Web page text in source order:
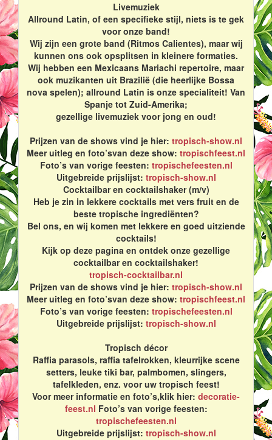
Livemuziek
Allround Latin, of een specifieke stijl, niets is te gek
voor onze band!
Wij zijn een grote band (Ritmos Calientes), maar wij
kunnen ons ook opsplitsen in kleinere formaties.
Wij hebben een Mexicaans Mariachi repertoire, maar
ook muzikanten uit Brazilië (die heerlijke Bossa
nova spelen); allround Latin is onze specialiteit! Van
Spanje tot Zuid-Amerika;
gezellige livemuziek voor jong en oud!
Prijzen van de shows vind je hier: tropisch-show.nl
Meer uitleg en foto’svan deze show: tropischfeest.nl
Foto’s van vorige feesten: tropischefeesten.nl
Uitgebreide prijslijst: tropisch-show.nl
Cocktailbar en cocktailshaker (m/v)
Heb je zin in lekkere cocktails met vers fruit en de
beste tropische ingrediënten?
Bel ons, en wij komen met lekkere en goed uitziende
cocktails!
Kijk op deze pagina en ontdek onze gezellige
cocktailbar en cocktailshaker!
tropisch-cocktailbar.nl
Prijzen van de shows vind je hier: tropisch-show.nl
Meer uitleg en foto’svan deze show: tropischfeest.nl
Foto’s van vorige feesten: tropischefeesten.nl
Uitgebreide prijslijst: tropisch-show.nl
Tropisch décor
Raffia parasols, raffia tafelrokken, kleurrijke scene
setters, leuke tiki bar, palmbomen, slingers,
tafelkleden, enz. voor uw tropisch feest!
Voor meer informatie en foto’s,klik hier: decoratie-
feest.nl Foto’s van vorige feesten:
tropischefeesten.nl
Uitgebreide prijslijst: tropisch-show.nl